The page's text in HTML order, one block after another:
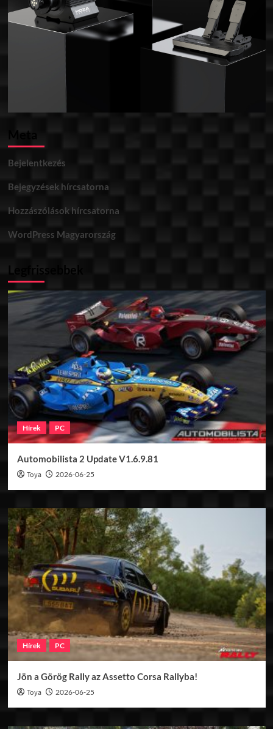
Meta
Bejelentkezés
Bejegyzések hírcsatorna
Hozzászólások hírcsatorna
WordPress Magyarország
Legfrissebbek
Hírek PC
Automobilista 2 Update V1.6.9.81
Toya 2026-06-25
Hírek PC
Jön a Görög Rally az Assetto Corsa Rallyba!
Toya 2026-06-25